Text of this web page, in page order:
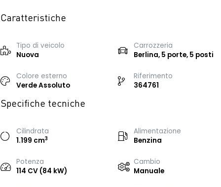
Caratteristiche
Tipo di veicolo
Nuova
Carrozzeria
Berlina, 5 porte, 5 posti
Colore esterno
Verde Assoluto
Riferimento
364761
Specifiche tecniche
Cilindrata
1.199 cm3
Alimentazione
Benzina
Potenza
114 CV (84 kW)
Cambio
Manuale